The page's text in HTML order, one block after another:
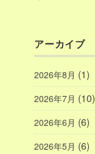
アーカイブ
2026年8月 (1)
2026年7月 (10)
2026年6月 (6)
2026年5月 (6)